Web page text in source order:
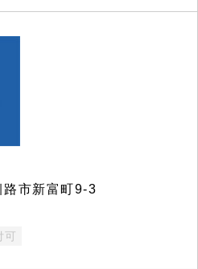
市新富町9-3
可